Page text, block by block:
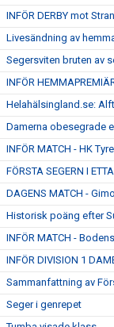
INFÖR DERBY mot
Livesändning av
Segersviten bruten av
INFÖR
Helahälsingland.se:
Damerna obesegrade
INFÖR MATCH - HK
FÖRSTA SEGERN I
DAGENS MATCH -
Historisk poäng efter
INFÖR MATCH -
INFÖR DIVISION 1
Sammanfattning av
Seger i genrepet